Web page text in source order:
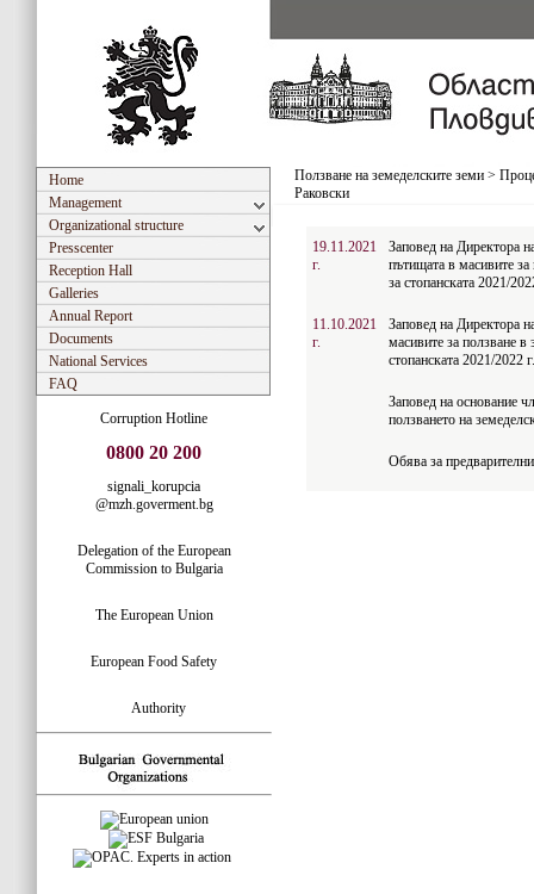
Home
Management
Organizational structure
Presscenter
Reception Hall
Galleries
Annual Report
Documents
National Services
FAQ
Corruption Hotline
0800 20 200
signali_korupcia
@mzh.goverment.bg
Delegation of the European
Commission to Bulgaria
The European Union
European Food Safety
Authority
Ползване на земеделските земи >
Раковски
19.11.2021
г.
Заповед на Директора
пътищата в масивите
за стопанската 2021/
11.10.2021
г.
Заповед на Директора
масивите за ползване
стопанската 2021/2022 г.
Заповед на основание
ползването на
Обява за